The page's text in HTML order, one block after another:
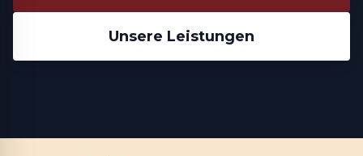
Unsere Leistungen